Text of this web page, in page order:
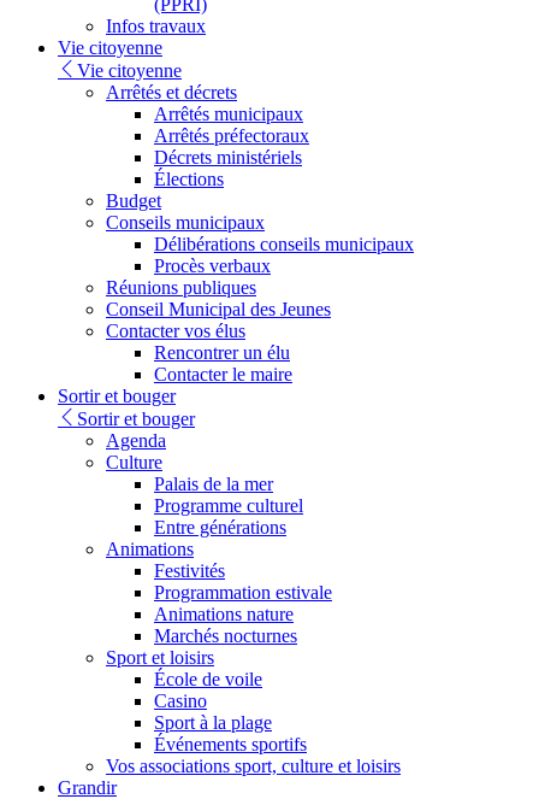
(PPRI)
Infos travaux
Vie citoyenne
Vie citoyenne
Arrêtés et décrets
Arrêtés municipaux
Arrêtés préfectoraux
Décrets ministériels
Élections
Budget
Conseils municipaux
Délibérations conseils municipaux
Procès verbaux
Réunions publiques
Conseil Municipal des Jeunes
Contacter vos élus
Rencontrer un élu
Contacter le maire
Sortir et bouger
Sortir et bouger
Agenda
Culture
Palais de la mer
Programme culturel
Entre générations
Animations
Festivités
Programmation estivale
Animations nature
Marchés nocturnes
Sport et loisirs
École de voile
Casino
Sport à la plage
Événements sportifs
Vos associations sport, culture et loisirs
Grandir